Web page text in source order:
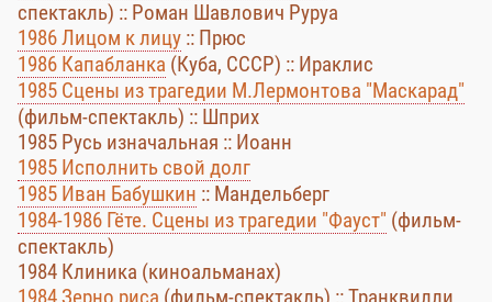
спектакль) :: Роман Шавлович Руруа
1986 Лицом к лицу :: Прюс
1986 Капабланка (Куба, СССР) :: Ираклис
1985 Сцены из трагедии М.Лермонтова "Маскарад"
(фильм-спектакль) :: Шприх
1985 Русь изначальная :: Иоанн
1985 Исполнить свой долг
1985 Иван Бабушкин :: Мандельберг
1984-1986 Гёте. Сцены из трагедии "Фауст" (фильм-
спектакль)
1984 Клиника (киноальманах)